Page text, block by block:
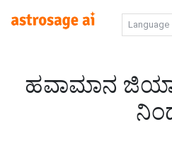
Language
ಹವಾಮಾನ